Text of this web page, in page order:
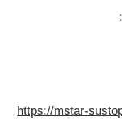
https://mstar-